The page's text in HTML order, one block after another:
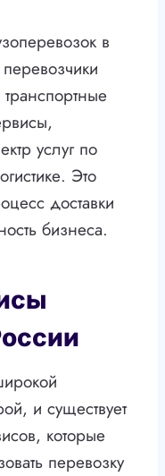
в
услуг по
Это
доставки
бизнеса.
и существует
которые
перевозку